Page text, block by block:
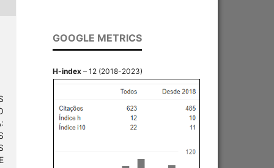
GOOGLE METRICS
H-index – 12 (2018-2023)